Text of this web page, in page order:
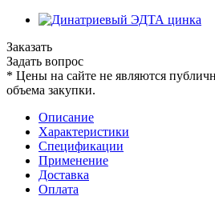
Заказать
Задать вопрос
* Цены на сайте не являются
объема закупки.
Описание
Характеристики
Спецификации
Применение
Доставка
Оплата